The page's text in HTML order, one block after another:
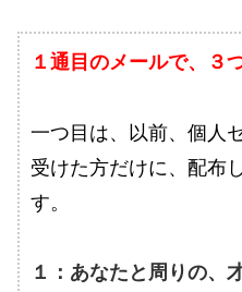
１通目のメールで、３
一つ目は、以前、個人
受けた方だけに、配布
す。
１：あなたと周りの、